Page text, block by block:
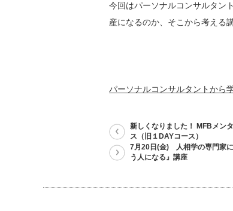
今回はパーソナルコンサルタン
産になるのか、そこから考える
パーソナルコンサルタントから
新しくなりました！ MFBメン
ス（旧１DAYコース）
7月20日(金) 人相学の専門家
う人になる』講座